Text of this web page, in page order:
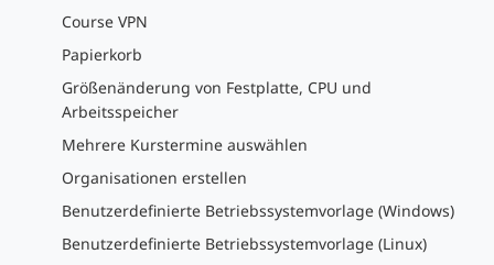
Course VPN
Papierkorb
Größenänderung von Festplatte, CPU und
Arbeitsspeicher
Mehrere Kurstermine auswählen
Organisationen erstellen
Benutzerdefinierte Betriebssystemvorlage (Windows)
Benutzerdefinierte Betriebssystemvorlage (Linux)